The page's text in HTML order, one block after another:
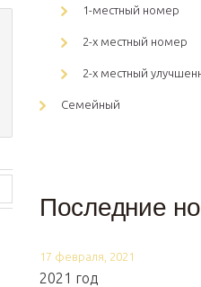
1-местный номер
2-х местный номер
2-х местный
Семейный
Последние
17 февраля, 2021
2021 год